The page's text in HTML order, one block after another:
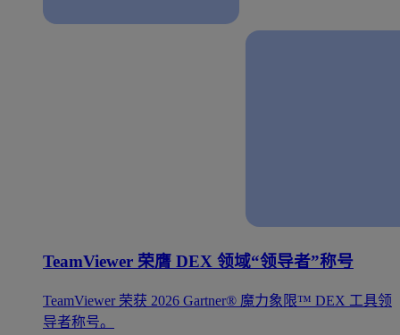
TeamViewer 荣膺 DEX 领域“领导者”称号
TeamViewer 荣获 2026 Gartner® 魔力象限™ DEX 工具领
导者称号。